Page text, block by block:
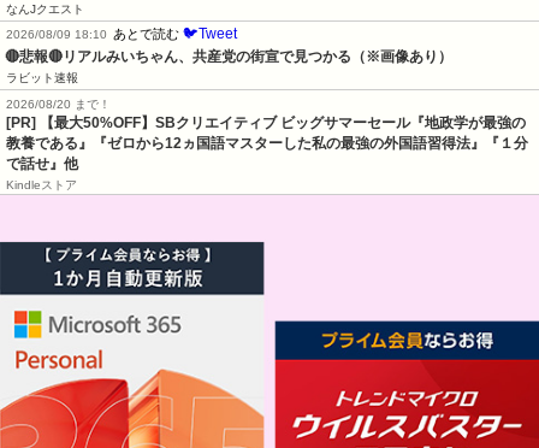
なんJクエスト
2026/08/09 18:10
あとで読む 🐦Tweet
🔴悲報🔴リアルみいちゃん、共産党の街宣で見つかる（※画像あり）
ラビット速報
2026/08/20 まで！
[PR]
【最大50%OFF】SBクリエイティブ ビッグサマーセール『地政学が最強の
教養である』『ゼロから12ヵ国語マスターした私の最強の外国語習得法』『１分
で話せ』他
Kindleストア